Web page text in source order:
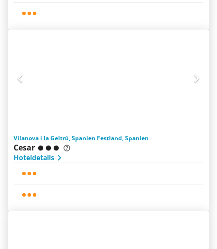
Vilanova i la Geltrú, Spanien Festland, Spanien
Cesar
Hoteldetails